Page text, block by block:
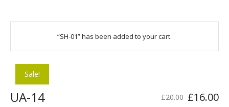
“SH-01” has been added to your cart.
Sale!
£20.00 Original
£16.00
UA-14